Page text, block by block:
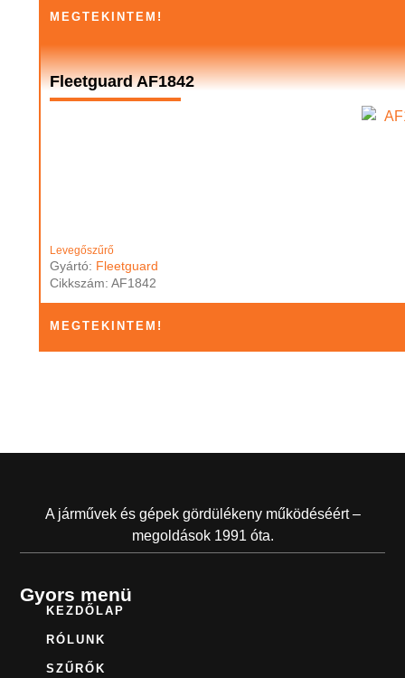
MEGTEKINTEM!
Fleetguard AF1842
Levegőszűrő
Gyártó: Fleetguard
Cikkszám: AF1842
MEGTEKINTEM!
A járművek és gépek gördülékeny működéséért –
megoldások 1991 óta.
Gyors menü
KEZDŐLAP
RÓLUNK
SZŰRŐK